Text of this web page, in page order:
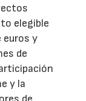
elegible
euros y
de
y la